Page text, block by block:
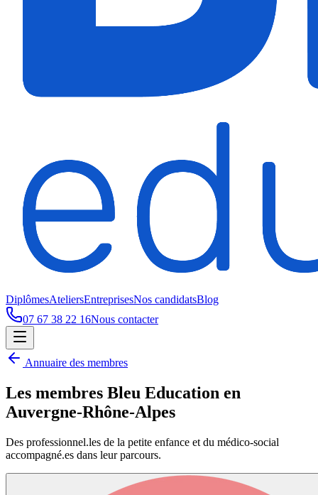
DiplômesAteliersEntreprisesNos candidatsBlog
07 67 38 22 16Nous contacter
Annuaire des membres
Les membres Bleu Education en
Auvergne-Rhône-Alpes
Des professionnel.les de la petite enfance et du médico-social
accompagné.es dans leur parcours.